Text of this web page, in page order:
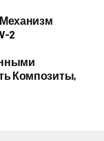
2
Композиты,